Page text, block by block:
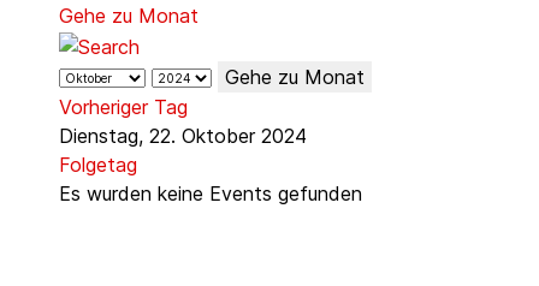
Gehe zu Monat
Gehe zu Monat
Vorheriger Tag
Dienstag, 22. Oktober 2024
Folgetag
Es wurden keine Events gefunden